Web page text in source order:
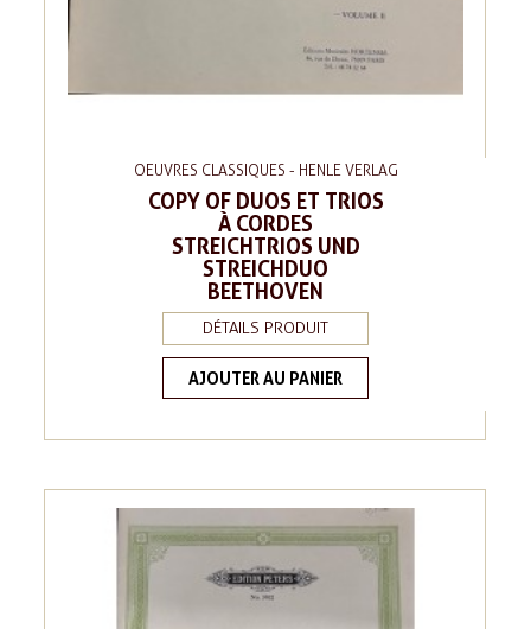
OEUVRES CLASSIQUES - HENLE VERLAG
COPY OF DUOS ET TRIOS
À CORDES
STREICHTRIOS UND
STREICHDUO
BEETHOVEN
DÉTAILS PRODUIT
AJOUTER AU PANIER